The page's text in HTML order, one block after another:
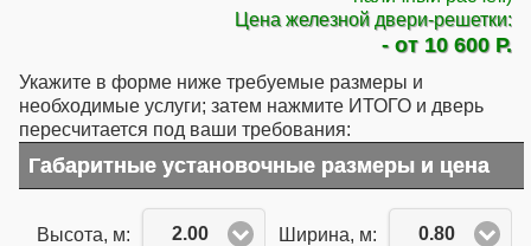
Цена железной двери-решетки:
- от 10 600 Р.
Укажите в форме ниже требуемые размеры и
необходимые услуги; затем нажмите ИТОГО и дверь
пересчитается под ваши требования:
Габаритные установочные размеры и цена
Высота, м: 2.00 Ширина, м: 0.80